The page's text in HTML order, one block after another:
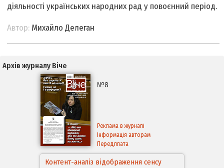
діяльності українських народних рад у повоєнний період.
Автор: Михайло Делеган
Архів журналу Віче
№8
Реклама в журналі
Інформація авторам
Передплата
Контент-аналіз відображення сенсу